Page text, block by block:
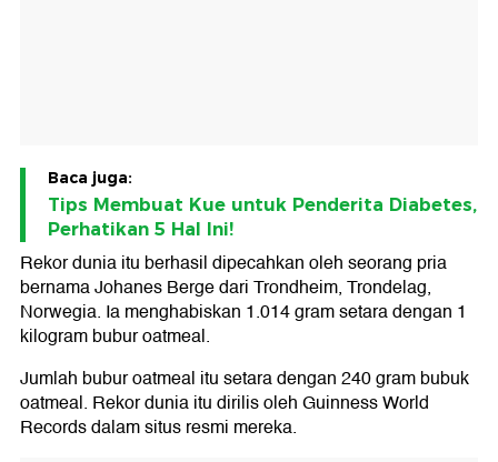
Baca juga:
Tips Membuat Kue untuk Penderita Diabetes,
Perhatikan 5 Hal Ini!
Rekor dunia itu berhasil dipecahkan oleh seorang pria
bernama Johanes Berge dari Trondheim, Trondelag,
Norwegia. Ia menghabiskan 1.014 gram setara dengan 1
kilogram bubur oatmeal.
Jumlah bubur oatmeal itu setara dengan 240 gram bubuk
oatmeal. Rekor dunia itu dirilis oleh Guinness World
Records dalam situs resmi mereka.